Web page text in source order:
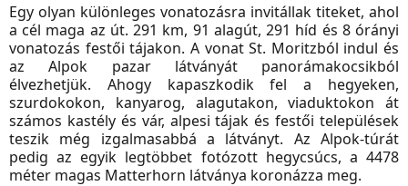
Egy olyan különleges vonatozásra invitállak titeket, ahol
a cél maga az út. 291 km, 91 alagút, 291 híd és 8 órányi
vonatozás festői tájakon. A vonat St. Moritzból indul és
az Alpok pazar látványát panorámakocsikból
élvezhetjük. Ahogy kapaszkodik fel a hegyeken,
szurdokokon, kanyarog, alagutakon, viaduktokon át
számos kastély és vár, alpesi tájak és festői települések
teszik még izgalmasabbá a látványt. Az Alpok-túrát
pedig az egyik legtöbbet fotózott hegycsúcs, a 4478
méter magas Matterhorn látványa koronázza meg.